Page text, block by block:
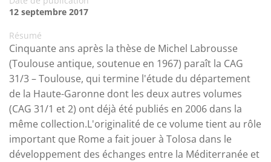
12 septembre 2017
Résumé
Cinquante ans après la thèse de Michel Labrousse
(Toulouse antique, soutenue en 1967) paraît la CAG
31/3 – Toulouse, qui termine l'étude du département
de la Haute-Garonne dont les deux autres volumes
(CAG 31/1 et 2) ont déjà été publiés en 2006 dans la
même collection.L'originalité de ce volume tient au rôle
important que Rome a fait jouer à Tolosa dans le
développement des échanges entre la Méditerranée et